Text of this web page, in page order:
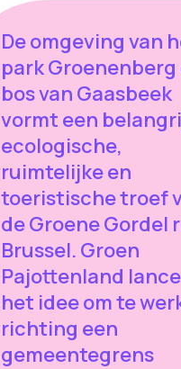
De omgeving van
park Groenenberg
bos van Gaasbeek
vormt een
ecologische,
ruimtelijke en
toeristische troef
de Groene Gordel
Brussel. Groen
Pajottenland
het idee om te
richting een
gemeentegrens